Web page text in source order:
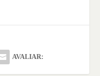
AVALIAR: